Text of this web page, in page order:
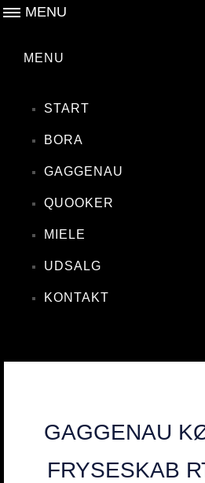
MENU
MENU
START
BORA
GAGGENAU
QUOOKER
MIELE
UDSALG
KONTAKT
GAGGENAU
FRYSESKAB